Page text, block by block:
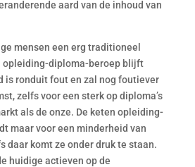
aard van de inhoud van
mensen een erg traditioneel
opleiding-diploma-beroep blijft
is ronduit fout en zal nog foutiever
zelfs voor een sterk op diploma’s
als de onze. De keten opleiding-
maar voor een minderheid van
daar komt ze onder druk te staan.
huidige actieven op de